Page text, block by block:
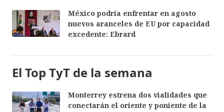
México podría enfrentar en agosto
nuevos aranceles de EU por capacidad
excedente: Ebrard
El Top TyT de la semana
Monterrey estrena dos vialidades que
conectarán el oriente y poniente de la